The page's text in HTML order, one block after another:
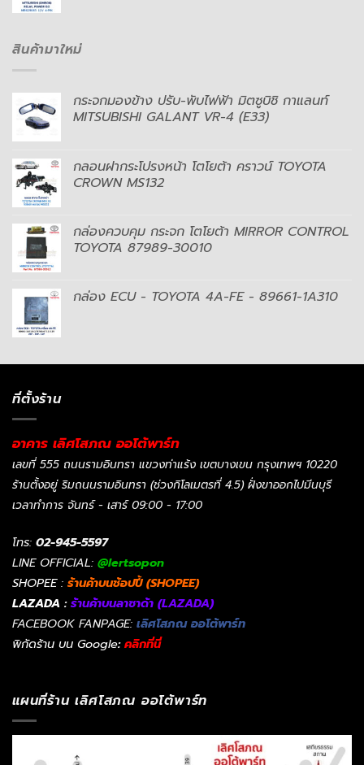
สินค้ามาใหม่
กระจกมองข้าง ปรับ-พับไฟฟ้า มิตซูบิชิ กาแลนท์
MITSUBISHI GALANT VR-4 (E33)
กลอนฝากระโปรงหน้า โตโยต้า คราวน์ TOYOTA
CROWN MS132
กล่องควบคุม กระจก โตโยต้า MIRROR CONTROL
TOYOTA 87989-30010
กล่อง ECU - TOYOTA 4A-FE - 89661-1A310
ที่ตั้งร้าน
อาคาร เลิศโสภณ ออโต้พาร์ท
เลขที่ 555 ถนนรามอินทรา แขวงท่าแร้ง เขตบางเขน กรุงเทพฯ 10220
ร้านตั้งอยู่ ริมถนนรามอินทรา (ช่วงกิโลเมตรที่ 4.5) ฝั่งขาออกไปมีนบุรี
เวลาทำการ จันทร์ - เสาร์ 09:00 - 17:00
โทร: 02-945-5597
LINE OFFICIAL: @lertsopon
SHOPEE : ร้านค้าบนช้อปปี้ (SHOPEE)
LAZADA :ร้านค้าบนลาซาด้า (LAZADA)
FACEBOOK FANPAGE: เลิศโสภณ ออโต้พาร์ท
พิกัดร้าน บน Google: คลิกที่นี่
แผนที่ร้าน เลิศโสภณ ออโต้พาร์ท